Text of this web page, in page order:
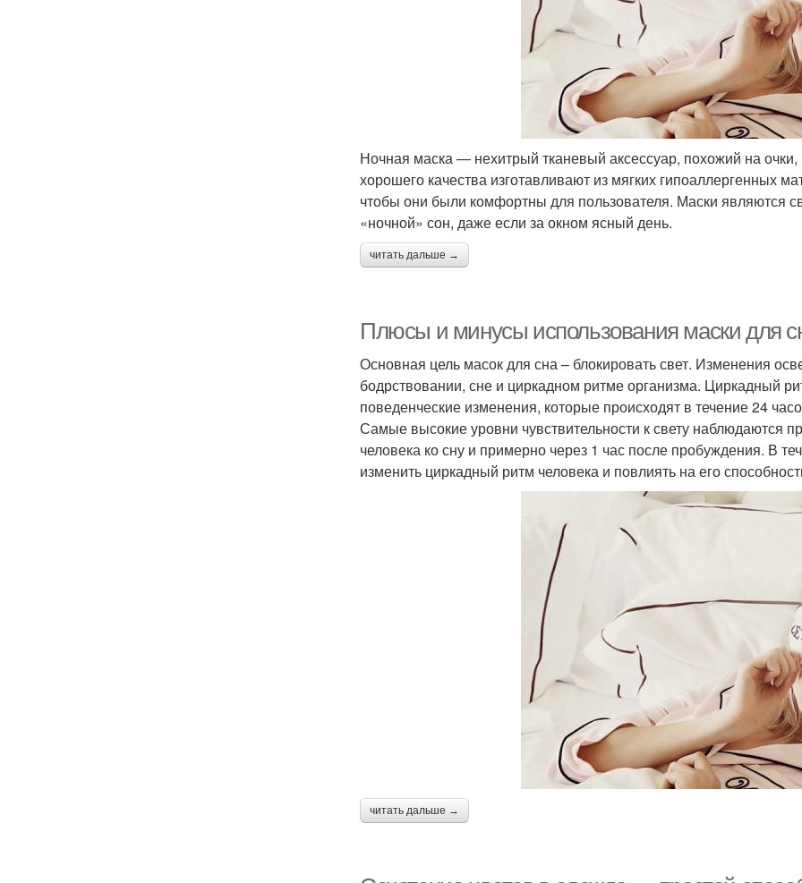
Ночная маска — нехитрый тканевый аксессуар, похожий на
хорошего качества изготавливают из мягких гипоаллергенных
чтобы они были комфортны для пользователя. Маски являются
«ночной» сон, даже если за окном ясный день.
читать дальше →
Плюсы и минусы использования маски для
Основная цель масок для сна – блокировать свет. Изменения
бодрствовании, сне и циркадном ритме организма. Циркадный
поведенческие изменения, которые происходят в течение 24
Самые высокие уровни чувствительности к свету наблюдаются
человека ко сну и примерно через 1 час после пробуждения. В
изменить циркадный ритм человека и повлиять на его
читать дальше →